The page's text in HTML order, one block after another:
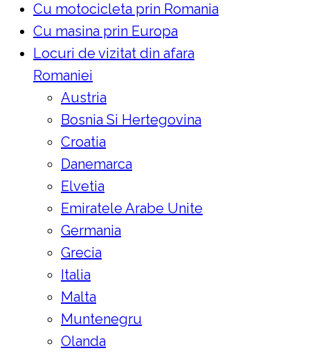
Cu motocicleta prin Romania
Cu masina prin Europa
Locuri de vizitat din afara
Romaniei
Austria
Bosnia Si Hertegovina
Croatia
Danemarca
Elvetia
Emiratele Arabe Unite
Germania
Grecia
Italia
Malta
Muntenegru
Olanda